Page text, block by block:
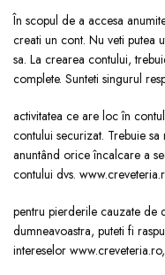
În scopul de a accesa
creati un cont. Nu veti putea
sa. La crearea contului,
complete. Sunteti singurul
activitatea ce are loc în
contului securizat. Trebuie
anuntând orice încalcare a
contului dvs.
pentru pierderile cauzate de
dumneavoastra, puteti fi
intereselor